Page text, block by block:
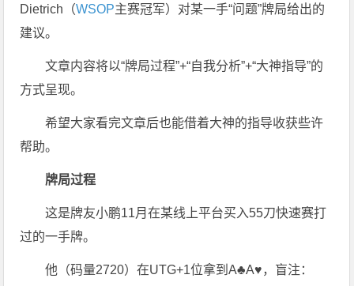
Dietrich（WSOP主赛冠军）对某一手“问题”牌局给出的
建议。
文章内容将以“牌局过程”+“自我分析”+“大神指导”的
方式呈现。
希望大家看完文章后也能借着大神的指导收获些许
帮助。
牌局过程
这是牌友小鹏11月在某线上平台买入55刀快速赛打
过的一手牌。
他（码量2720）在UTG+1位拿到A♣A♥，盲注：